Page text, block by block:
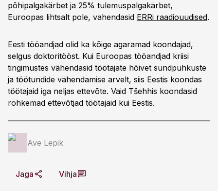
põhipalgakärbet ja 25% tulemuspalgakärbet,
Euroopas lihtsalt pole, vahendasid ERRi raadiouudised.
Eesti tööandjad olid ka kõige agaramad koondajad,
selgus doktoritööst. Kui Euroopas tööandjad kriisi
tingimustes vähendasid töötajate hõivet sundpuhkuste
ja töötundide vähendamise arvelt, siis Eestis koondas
töötajaid iga neljas ettevõte. Vaid Tšehhis koondasid
rohkemad ettevõtjad töötajaid kui Eestis.
Ave Lepik
Jaga Vihja